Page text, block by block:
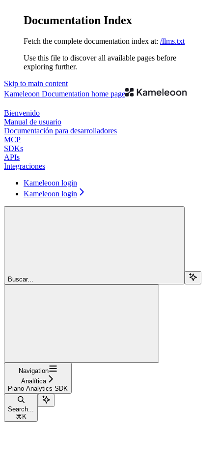
Documentation Index
Fetch the complete documentation index at: /llms.txt
Use this file to discover all available pages before
exploring further.
Skip to main content
Kameleoon Documentation home page
Bienvenido
Manual de usuario
Documentación para desarrolladores
MCP
SDKs
APIs
Integraciones
Kameleoon login
Kameleoon login
Buscar...
Navigation
Analítica
Piano Analytics SDK
Search...
⌘ K